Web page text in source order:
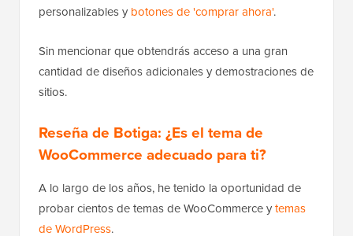
personalizables y botones de 'comprar ahora'.
Sin mencionar que obtendrás acceso a una gran
cantidad de diseños adicionales y demostraciones de
sitios.
Reseña de Botiga: ¿Es el tema de
WooCommerce adecuado para ti?
A lo largo de los años, he tenido la oportunidad de
probar cientos de temas de WooCommerce ytemas
de WordPress.